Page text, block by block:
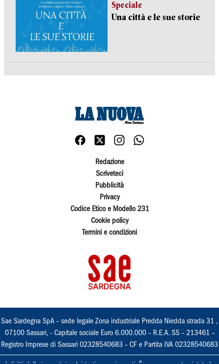
Speciale
Una città e le sue storie
Redazione
Scriveteci
Pubblicità
Privacy
Codice Etico e Modello 231
Cookie policy
Termini e condizioni
Sae Sardegna SpA – sede legale Zona industriale Predda Niedda strada 31 ,
07100 Sassari, - Capitale sociale Euro 6.000.000 – R.E.A. SS – 213461 –
Registro Imprese di Sassari 02328540683 – CF e Partita IVA 02328540683